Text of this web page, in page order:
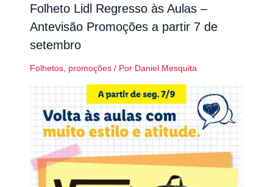
Folheto Lidl Regresso às Aulas –
Antevisão Promoções a partir 7 de
setembro
Folhetos, promoções/ Por Daniel Mesquita